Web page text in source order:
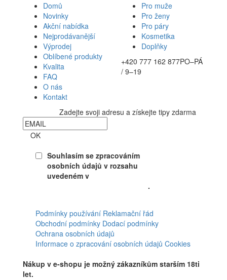
Domů
Novinky
Akční nabídka
Nejprodávanější
Výprodej
Oblíbené produkty
Kvalita
FAQ
O nás
Kontakt
Pro muže
Pro ženy
Pro páry
Kosmetika
Doplňky
+420 777 162 877PO–PÁ
/ 9–19
Zadejte svoji adresu a získejte tipy zdarma
OK
Souhlasím se zpracováním
osobních údajů v rozsahu
uvedeném v
.
Podmínky používání Reklamační řád
Obchodní podmínky Dodací podmínky
Ochrana osobních údajů
Informace o zpracování osobních údajů Cookies
Nákup v e-shopu je možný zákazníkům starším 18ti
let.